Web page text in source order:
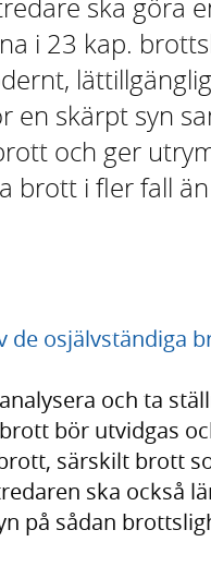
ska göra
i 23 kap.
en skärpt syn
och ger
brott i fler fall
de osjälvständiga
och ta
bör utvidgas
särskilt brott
ska också
på sådan